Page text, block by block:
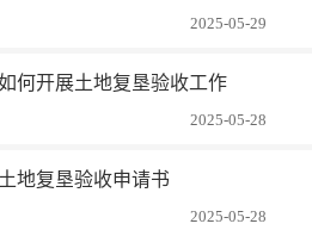
2025-05-29
何开展土地复垦验收工作
2025-05-28
地复垦验收申请书
2025-05-28